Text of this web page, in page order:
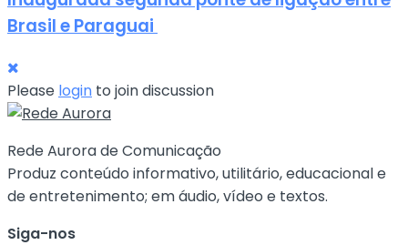
Brasil e Paraguai
Please login to join discussion
Rede Aurora de Comunicação
Produz conteúdo informativo, utilitário, educacional e
de entretenimento; em áudio, vídeo e textos.
Siga-nos